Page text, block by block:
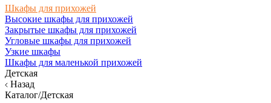
Шкафы для прихожей
Высокие шкафы для прихожей
Закрытые шкафы для прихожей
Угловые шкафы для прихожей
Узкие шкафы
Шкафы для маленькой прихожей
Детская
Назад
Каталог/Детская